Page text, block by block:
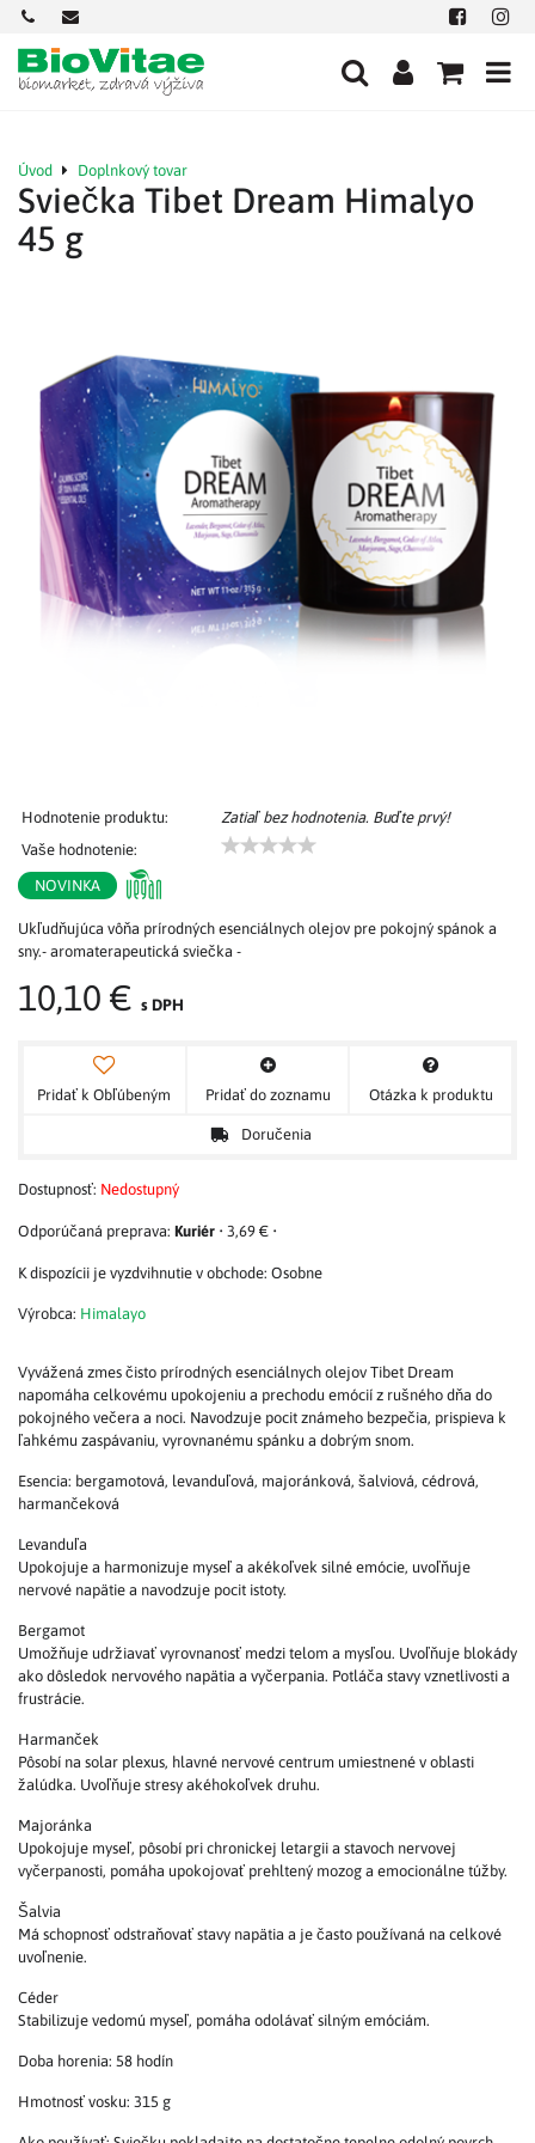
+421
901
712
584
office@biovitae.sk Facebook
Úvod Doplnkový tovar
Sviečka Tibet Dream Himalyo
45 g
Hodnotenie produktu:
Zatiaľ bez hodnotenia. Buďte prvý!
Vaše hodnotenie:
NOVINKA
Ukľudňujúca vôňa prírodných esenciálnych olejov pre pokojný spánok a
sny.- aromaterapeutická sviečka -
10,10 € s DPH
Pridať k Obľúbeným Pridať do zoznamu Otázka k produktu
Doručenia
Dostupnosť: Nedostupný
Kuriér • 3,69 € •
Osobne
Výrobca: Himalayo
Vyvážená zmes čisto prírodných esenciálnych olejov Tibet Dream
napomáha celkovému upokojeniu a prechodu emócií z rušného dňa do
pokojného večera a noci. Navodzuje pocit známeho bezpečia, prispieva k
ľahkému zaspávaniu, vyrovnanému spánku a dobrým snom.
Esencia: bergamotová, levanduľová, majoránková, šalviová, cédrová,
harmančeková
Levanduľa
Upokojuje a harmonizuje myseľ a akékoľvek silné emócie, uvoľňuje
nervové napätie a navodzuje pocit istoty.
Bergamot
Umožňuje udržiavať vyrovnanosť medzi telom a mysľou. Uvoľňuje blokády
ako dôsledok nervového napätia a vyčerpania. Potláča stavy vznetlivosti a
frustrácie.
Harmanček
Pôsobí na solar plexus, hlavné nervové centrum umiestnené v oblasti
žalúdka. Uvoľňuje stresy akéhokoľvek druhu.
Majoránka
Upokojuje myseľ, pôsobí pri chronickej letargii a stavoch nervovej
vyčerpanosti, pomáha upokojovať prehltený mozog a emocionálne túžby.
Šalvia
Má schopnosť odstraňovať stavy napätia a je často používaná na celkové
uvoľnenie.
Céder
Stabilizuje vedomú myseľ, pomáha odolávať silným emóciám.
Doba horenia: 58 hodín
Hmotnosť vosku: 315 g